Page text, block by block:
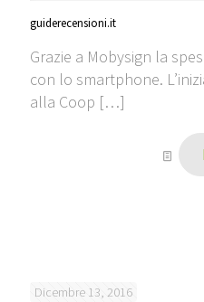
guiderecensioni.it
Grazie a Mobysign la
con lo smartphone.
alla Coop […]
Dicembre 13, 2016